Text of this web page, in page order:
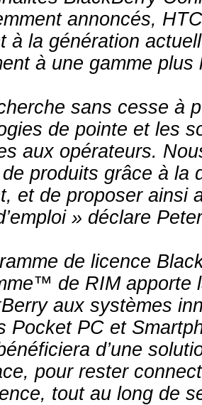
annoncés,
à la génération
à une gamme
sans cesse à
de pointe et les
aux opérateurs.
produits grâce à la
et de proposer ainsi
» déclare
de licence
de RIM apporte
aux systèmes
Pocket PC et
d’une
pour rester
tout au long de